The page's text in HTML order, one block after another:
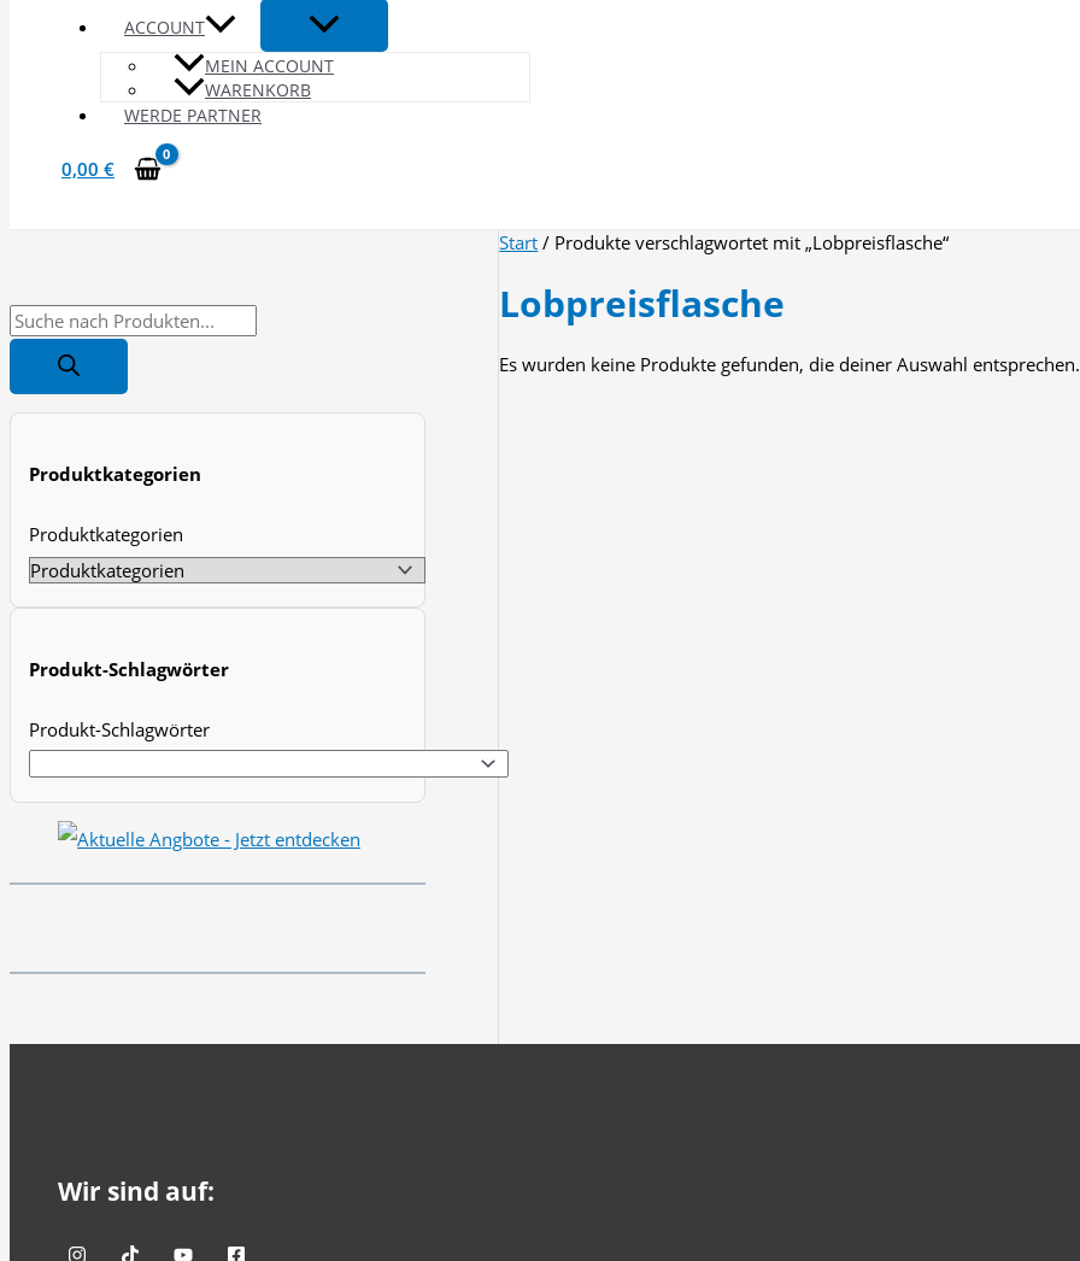
ACCOUNT
MEIN ACCOUNT
WARENKORB
WERDE PARTNER
0,00 €
P
o
s
Produktkategorien
Produktkategorien
Produkt-Schlagwörter
Produkt-Schlagwörter
Start / Produkte verschlagwortet mit „Lobpreisflasche“
Lobpreisflasche
Es wurden keine Produkte gefunden, die deiner Auswahl entsprechen.
Wir sind auf: